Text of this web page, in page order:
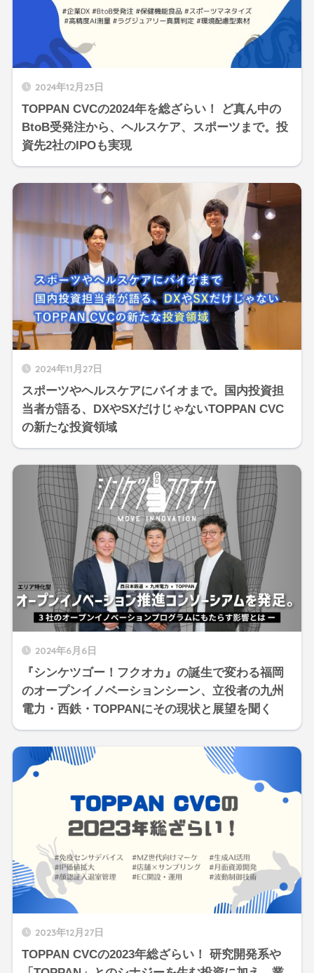
2024年12月23日
TOPPAN CVCの2024年を総ざらい！ ど真ん中の
BtoB受発注から、ヘルスケア、スポーツまで。投
資先2社のIPOも実現
2024年11月27日
スポーツやヘルスケアにバイオまで。国内投資担
当者が語る、DXやSXだけじゃないTOPPAN CVC
の新たな投資領域
2024年6月6日
『シンケツゴー！フクオカ』の誕生で変わる福岡
のオープンイノベーションシーン、立役者の九州
電力・西鉄・TOPPANにその現状と展望を聞く
2023年12月27日
TOPPAN CVCの2023年総ざらい！ 研究開発系や